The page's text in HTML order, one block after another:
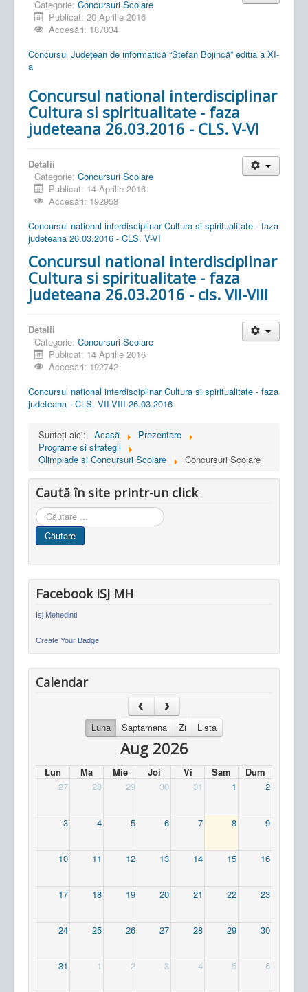
Categorie: Concursuri Scolare
Publicat: 20 Aprilie 2016
Accesări: 187034
Concursul Județean de informatică “Ștefan Bojincă” editia a XI-
a
Concursul national interdisciplinar
Cultura si spiritualitate - faza
judeteana 26.03.2016 - CLS. V-VI
Detalii
Categorie: Concursuri Scolare
Publicat: 14 Aprilie 2016
Accesări: 192958
Concursul national interdisciplinar Cultura si spiritualitate - faza
judeteana 26.03.2016 - CLS. V-VI
Concursul national interdisciplinar
Cultura si spiritualitate - faza
judeteana 26.03.2016 - cls. VII-VIII
Detalii
Categorie: Concursuri Scolare
Publicat: 14 Aprilie 2016
Accesări: 192742
Concursul national interdisciplinar Cultura si spiritualitate - faza
judeteana - CLS. VII-VIII 26.03.2016
Sunteți aici: Acasă
Prezentare
Programe si strategii
Olimpiade si Concursuri Scolare
Concursuri Scolare
Caută în site printr-un click
Cauta
in
site
Căutare
Facebook ISJ MH
Isj Mehedinti
Create Your Badge
Calendar
Luna Saptamana Zi Lista
Aug 2026
Lun Ma Mie Joi Vi Sam
Dum
27
28 29 30 31 1 2
3 4 5 6 7 8 9
10 11 12 13 14 15 16
17 18 19 20 21 22 23
24 25 26 27 28 29 30
31 1 2 3 4 5 6